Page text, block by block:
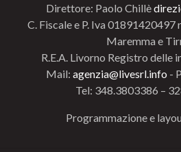
Direttore: Paolo Chillè
C. Fiscale e P. Iva
Maremma e
R.E.A. Livorno Registro delle
Mail: agenzia@livesrl.info -
Tel: 348.3803386 –
Programmazione e